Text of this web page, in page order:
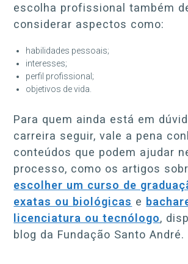
escolha profissional também
considerar aspectos como:
habilidades pessoais;
interesses;
perfil profissional;
objetivos de vida.
Para quem ainda está em
carreira seguir, vale a pena
conteúdos que podem ajudar
processo, como os artigos
escolher um curso de
exatas ou biológicas e
licenciatura ou tecnólogo,
blog da Fundação Santo André.